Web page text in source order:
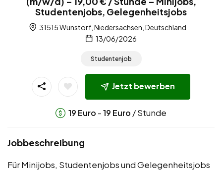
Studentenjobs, Gelegenheitsjobs
31515 Wunstorf, Niedersachsen, Deutschland
13/06/2026
Studentenjob
Jetzt bewerben
19 Euro -19 Euro / Stunde
Jobbeschreibung
Für Minijobs, Studentenjobs und Gelegenheitsjobs